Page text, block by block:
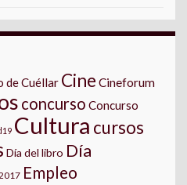
de Cuéllar Cine Cineforum
concurso Concurso
Cultura cursos
Día del libro Día
Empleo